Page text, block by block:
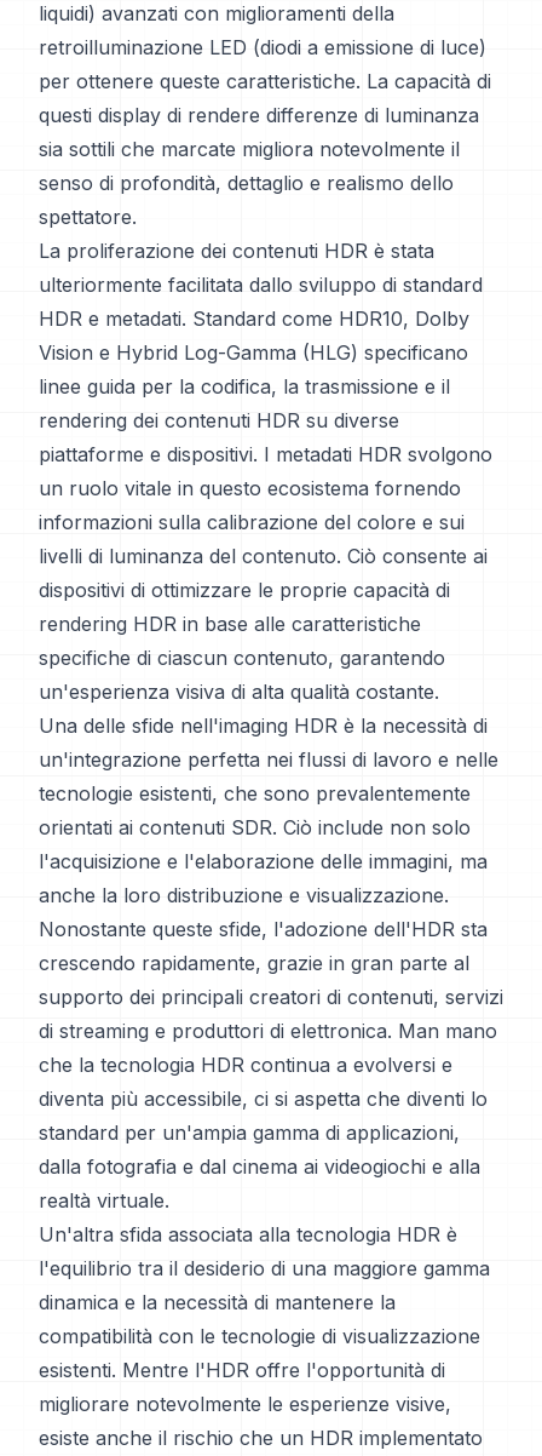
liquidi) avanzati con miglioramenti della
retroilluminazione LED (diodi a emissione di luce)
per ottenere queste caratteristiche. La capacità di
questi display di rendere differenze di luminanza
sia sottili che marcate migliora notevolmente il
senso di profondità, dettaglio e realismo dello
spettatore.
La proliferazione dei contenuti HDR è stata
ulteriormente facilitata dallo sviluppo di standard
HDR e metadati. Standard come HDR10, Dolby
Vision e Hybrid Log-Gamma (HLG) specificano
linee guida per la codifica, la trasmissione e il
rendering dei contenuti HDR su diverse
piattaforme e dispositivi. I metadati HDR svolgono
un ruolo vitale in questo ecosistema fornendo
informazioni sulla calibrazione del colore e sui
livelli di luminanza del contenuto. Ciò consente ai
dispositivi di ottimizzare le proprie capacità di
rendering HDR in base alle caratteristiche
specifiche di ciascun contenuto, garantendo
un'esperienza visiva di alta qualità costante.
Una delle sfide nell'imaging HDR è la necessità di
un'integrazione perfetta nei flussi di lavoro e nelle
tecnologie esistenti, che sono prevalentemente
orientati ai contenuti SDR. Ciò include non solo
l'acquisizione e l'elaborazione delle immagini, ma
anche la loro distribuzione e visualizzazione.
Nonostante queste sfide, l'adozione dell'HDR sta
crescendo rapidamente, grazie in gran parte al
supporto dei principali creatori di contenuti, servizi
di streaming e produttori di elettronica. Man mano
che la tecnologia HDR continua a evolversi e
diventa più accessibile, ci si aspetta che diventi lo
standard per un'ampia gamma di applicazioni,
dalla fotografia e dal cinema ai videogiochi e alla
realtà virtuale.
Un'altra sfida associata alla tecnologia HDR è
l'equilibrio tra il desiderio di una maggiore gamma
dinamica e la necessità di mantenere la
compatibilità con le tecnologie di visualizzazione
esistenti. Mentre l'HDR offre l'opportunità di
migliorare notevolmente le esperienze visive,
esiste anche il rischio che un HDR implementato